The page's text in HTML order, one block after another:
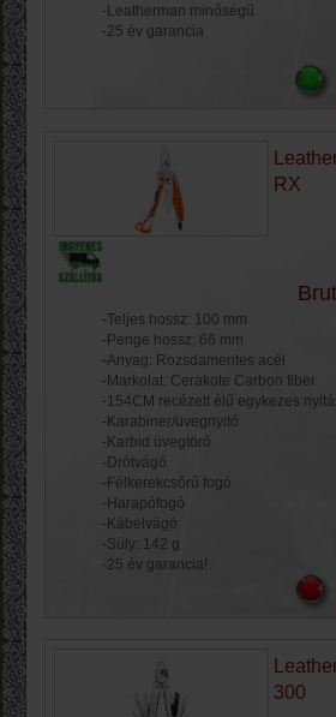
-Leatherman minőségű
-25 év garancia
RX
-Teljes hossz: 100 mm
-Penge hossz: 66 mm
-Anyag: Rozsdamentes acél
-Markolat: Cerakote Carbon fiber
-154CM recézett élű egykezes
-Karabiner/üvegnyitó
-Karbid üvegtörő
-Drótvágó
-Félkerekcsőrű fogó
-Harapófogó
-Kábelvágó
-Súly: 142 g
-25 év garancia!
300